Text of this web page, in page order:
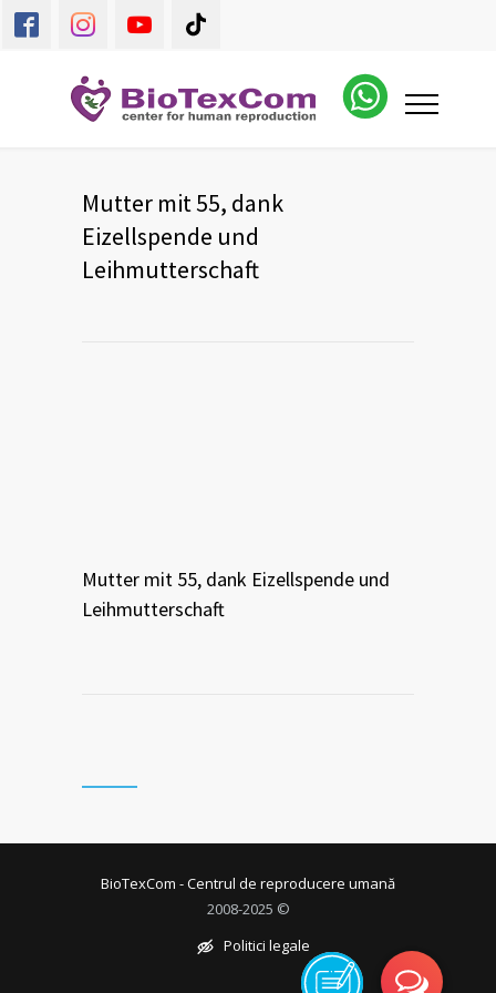
Mutter mit 55, dank
Eizellspende und
Leihmutterschaft
Mutter mit 55, dank Eizellspende und
Leihmutterschaft
2008-2025 ©
BioTexCom - Centrul de reproducere umană
Politici legale